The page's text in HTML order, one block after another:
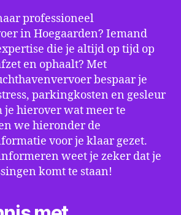
professioneel
in Hoegaarden? Iemand
die je altijd op tijd op
en ophaalt? Met
bespaar je
parkingkosten en gesleur
je hierover wat meer te
we hieronder de
voor je klaar gezet.
weet je zeker dat je
komt te staan!